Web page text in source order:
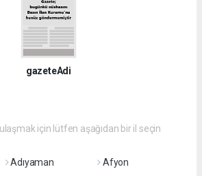
gazeteAdi
için lütfen aşağıdan bir il seçin
Adıyaman
Afyon